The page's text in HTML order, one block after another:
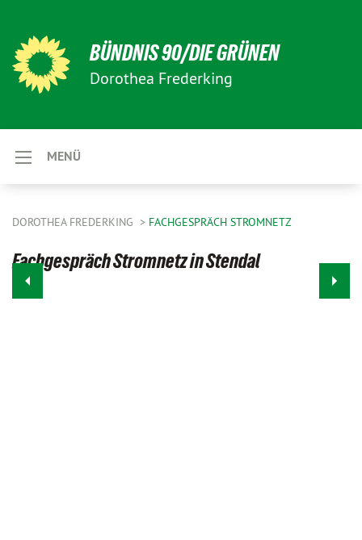
BÜNDNIS 90/DIE GRÜNEN
Dorothea Frederking
MENÜ
DOROTHEA FREDERKING FACHGESPRÄCH STROMNETZ
Fachgespräch Stromnetz in Stendal